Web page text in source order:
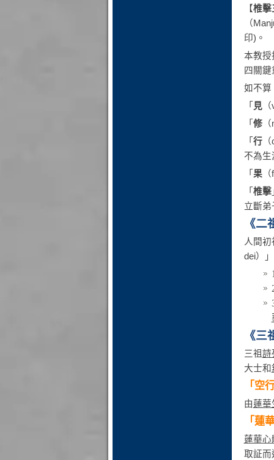
【椎擊
（
印)。
本教授
四關鍵
如不算
「 見（
「 修（
「 行（
不為生
「 果（
「 椎擊
立斷弟
《二
人間初
dei）
《三
三祖詩
大士和
「空
由蓮華
「蓮
蓮華心
取証而